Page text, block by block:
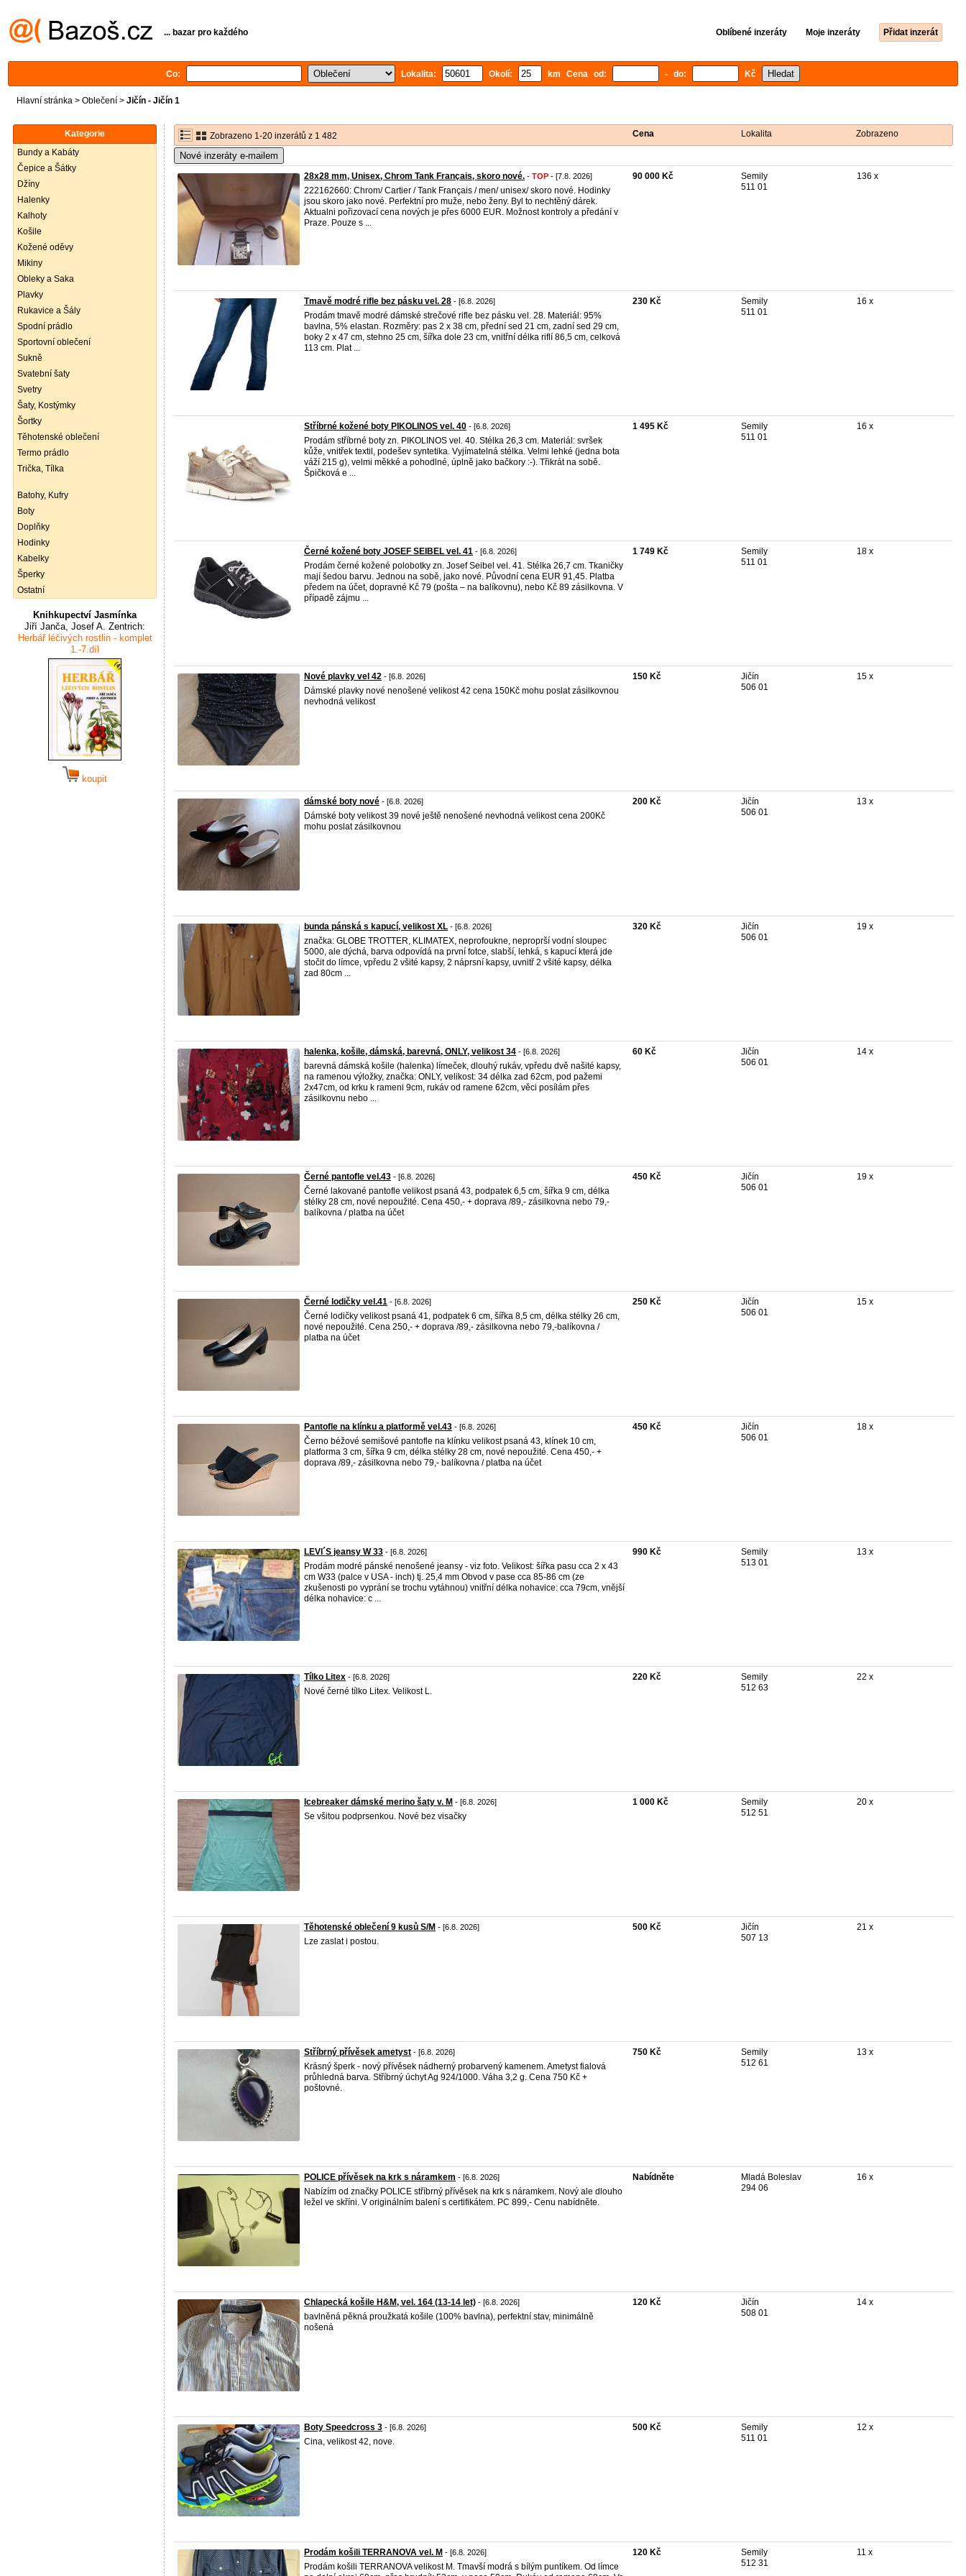
... bazar pro každého Oblíbené inzeráty Moje inzeráty Přidat inzerát
Co: Lokalita: Okolí: km Cena od: - do: Kč
Hlavní stránka > Oblečení > Jičín - Jičín 1
Kategorie
Bundy a Kabáty
Čepice a Šátky
Džíny
Halenky
Kalhoty
Košile
Kožené oděvy
Mikiny
Obleky a Saka
Plavky
Rukavice a Šály
Spodní prádlo
Sportovní oblečení
Sukně
Svatební šaty
Svetry
Šaty, Kostýmky
Šortky
Těhotenské oblečení
Termo prádlo
Trička, Tílka
Batohy, Kufry
Boty
Doplňky
Hodinky
Kabelky
Šperky
Ostatní
Knihkupectví Jasmínka
Jiří Janča, Josef A. Zentrich:
Herbář léčivých rostlin - komplet
1.-7.díl
koupit
Zobrazeno 1-20 inzerátů z 1 482 Cena Lokalita Zobrazeno
Nové inzeráty e-mailem
28x28 mm, Unisex, Chrom Tank Français, skoro nové. - TOP - [7.8. 2026]
222162660: Chrom/ Cartier / Tank Français / men/ unisex/ skoro nové. Hodinky
jsou skoro jako nové. Perfektní pro muže, nebo ženy. Byl to nechtěný dárek.
Aktualni pořizovací cena nových je přes 6000 EUR. Možnost kontroly a předání v
Praze. Pouze s ...
90 000 Kč
Semily
511 01
136 x
Tmavě modré rifle bez pásku vel. 28 - [6.8. 2026]
Prodám tmavě modré dámské strečové rifle bez pásku vel. 28. Materiál: 95%
bavlna, 5% elastan. Rozměry: pas 2 x 38 cm, přední sed 21 cm, zadní sed 29 cm,
boky 2 x 47 cm, stehno 25 cm, šířka dole 23 cm, vnitřní délka riflí 86,5 cm, celková
113 cm. Plat ...
230 Kč
Semily
511 01
16 x
Stříbrné kožené boty PIKOLINOS vel. 40 - [6.8. 2026]
Prodám stříbrné boty zn. PIKOLINOS vel. 40. Stélka 26,3 cm. Materiál: svršek
kůže, vnitřek textil, podešev syntetika. Vyjímatelná stélka. Velmi lehké (jedna bota
váží 215 g), velmi měkké a pohodlné, úplně jako bačkory :-). Třikrát na sobě.
Špičková e ...
1 495 Kč
Semily
511 01
16 x
Černé kožené boty JOSEF SEIBEL vel. 41 - [6.8. 2026]
Prodám černé kožené polobotky zn. Josef Seibel vel. 41. Stélka 26,7 cm. Tkaničky
mají šedou barvu. Jednou na sobě, jako nové. Původní cena EUR 91,45. Platba
předem na účet, dopravné Kč 79 (pošta – na balíkovnu), nebo Kč 89 zásilkovna. V
případě zájmu ...
1 749 Kč
Semily
511 01
18 x
Nové plavky vel 42 - [6.8. 2026]
Dámské plavky nové nenošené velikost 42 cena 150Kč mohu poslat zásilkovnou
nevhodná velikost
150 Kč
Jičín
506 01
15 x
dámské boty nové - [6.8. 2026]
Dámské boty velikost 39 nové ještě nenošené nevhodná velikost cena 200Kč
mohu poslat zásilkovnou
200 Kč
Jičín
506 01
13 x
bunda pánská s kapucí, velikost XL - [6.8. 2026]
značka: GLOBE TROTTER, KLIMATEX, neprofoukne, neproprší vodní sloupec
5000, ale dýchá, barva odpovídá na první fotce, slabší, lehká, s kapucí která jde
stočit do límce, vpředu 2 všité kapsy, 2 náprsní kapsy, uvnitř 2 všité kapsy, délka
zad 80cm ...
320 Kč
Jičín
506 01
19 x
halenka, košile, dámská, barevná, ONLY, velikost 34 - [6.8. 2026]
barevná dámská košile (halenka) límeček, dlouhý rukáv, vpředu dvě našité kapsy,
na ramenou výložky, značka: ONLY, velikost: 34 délka zad 62cm, pod pažemi
2x47cm, od krku k rameni 9cm, rukáv od ramene 62cm, věci posílám přes
zásilkovnu nebo ...
60 Kč
Jičín
506 01
14 x
Černé pantofle vel.43 - [6.8. 2026]
Černé lakované pantofle velikost psaná 43, podpatek 6,5 cm, šířka 9 cm, délka
stélky 28 cm, nové nepoužité. Cena 450,- + doprava /89,- zásilkovna nebo 79,-
balíkovna / platba na účet
450 Kč
Jičín
506 01
19 x
Černé lodičky vel.41 - [6.8. 2026]
Černé lodičky velikost psaná 41, podpatek 6 cm, šířka 8,5 cm, délka stélky 26 cm,
nové nepoužité. Cena 250,- + doprava /89,- zásilkovna nebo 79,-balíkovna /
platba na účet
250 Kč
Jičín
506 01
15 x
Pantofle na klínku a platformě vel.43 - [6.8. 2026]
Černo béžové semišové pantofle na klínku velikost psaná 43, klínek 10 cm,
platforma 3 cm, šířka 9 cm, délka stélky 28 cm, nové nepoužité. Cena 450,- +
doprava /89,- zásilkovna nebo 79,- balíkovna / platba na účet
450 Kč
Jičín
506 01
18 x
LEVI´S jeansy W 33 - [6.8. 2026]
Prodám modré pánské nenošené jeansy - viz foto. Velikost: šířka pasu cca 2 x 43
cm W33 (palce v USA - inch) tj. 25,4 mm Obvod v pase cca 85-86 cm (ze
zkušenosti po vyprání se trochu vytáhnou) vnitřní délka nohavice: cca 79cm, vnější
délka nohavice: c ...
990 Kč
Semily
513 01
13 x
Tílko Litex - [6.8. 2026]
Nové černé tílko Litex. Velikost L.
220 Kč
Semily
512 63
22 x
Icebreaker dámské merino šaty v. M - [6.8. 2026]
Se všitou podprsenkou. Nové bez visačky
1 000 Kč
Semily
512 51
20 x
Těhotenské oblečení 9 kusů S/M - [6.8. 2026]
Lze zaslat i postou.
500 Kč
Jičín
507 13
21 x
Stříbrný přívěsek ametyst - [6.8. 2026]
Krásný šperk - nový přívěsek nádherný probarvený kamenem. Ametyst fialová
průhledná barva. Stříbrný úchyt Ag 924/1000. Váha 3,2 g. Cena 750 Kč +
poštovné.
750 Kč
Semily
512 61
13 x
POLICE přívěsek na krk s náramkem - [6.8. 2026]
Nabízím od značky POLICE stříbrný přívěsek na krk s náramkem. Nový ale dlouho
ležel ve skříni. V originálním balení s certifikátem. PC 899,- Cenu nabídněte.
Nabídněte
Mladá Boleslav
294 06
16 x
Chlapecká košile H&M, vel. 164 (13-14 let) - [6.8. 2026]
bavlněná pěkná proužkatá košile (100% bavlna), perfektní stav, minimálně
nošená
120 Kč
Jičín
508 01
14 x
Boty Speedcross 3 - [6.8. 2026]
Cina, velikost 42, nove.
500 Kč
Semily
511 01
12 x
Prodám košili TERRANOVA vel. M - [6.8. 2026]
Prodám košili TERRANOVA velikost M. Tmavší modrá s bílým puntíkem. Od límce
120 Kč
Semily
512 31
11 x